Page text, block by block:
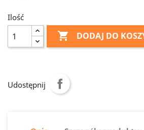
Ilość
 DODAJ DO
Udostępnij